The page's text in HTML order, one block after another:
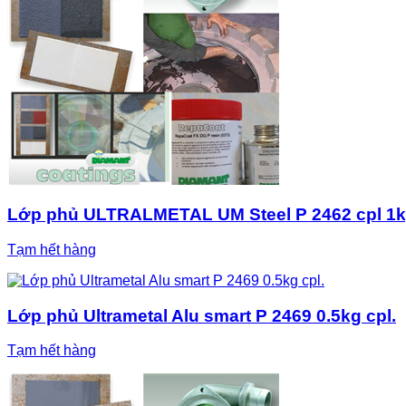
Lớp phủ ULTRALMETAL UM Steel P 2462 cpl
Tạm hết hàng
Lớp phủ Ultrametal Alu smart P 2469 0.5kg cpl.
Tạm hết hàng